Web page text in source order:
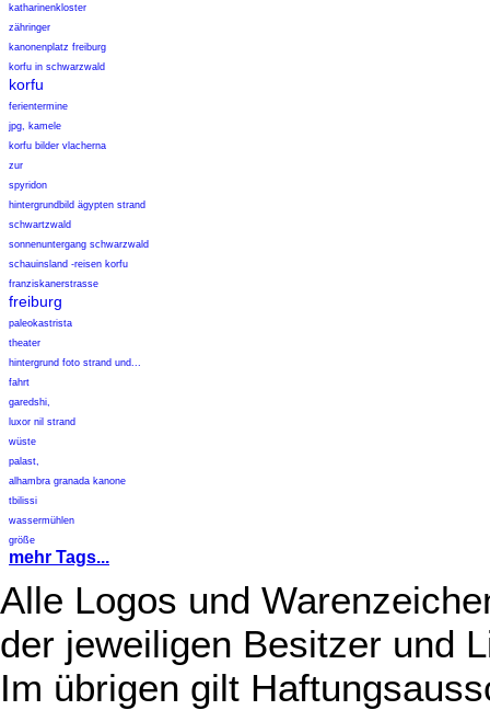
katharinenkloster
zähringer
kanonenplatz freiburg
korfu in schwarzwald
korfu
ferientermine
jpg, kamele
korfu bilder vlacherna
zur
spyridon
hintergrundbild ägypten strand
schwartzwald
sonnenuntergang schwarzwald
schauinsland -reisen korfu
franziskanerstrasse
freiburg
paleokastrista
theater
hintergrund foto strand und...
fahrt
garedshi,
luxor nil strand
wüste
palast,
alhambra granada kanone
tbilissi
wassermühlen
größe
mehr Tags...
Alle Logos und
der jeweiligen Besitzer und
Im übrigen gilt